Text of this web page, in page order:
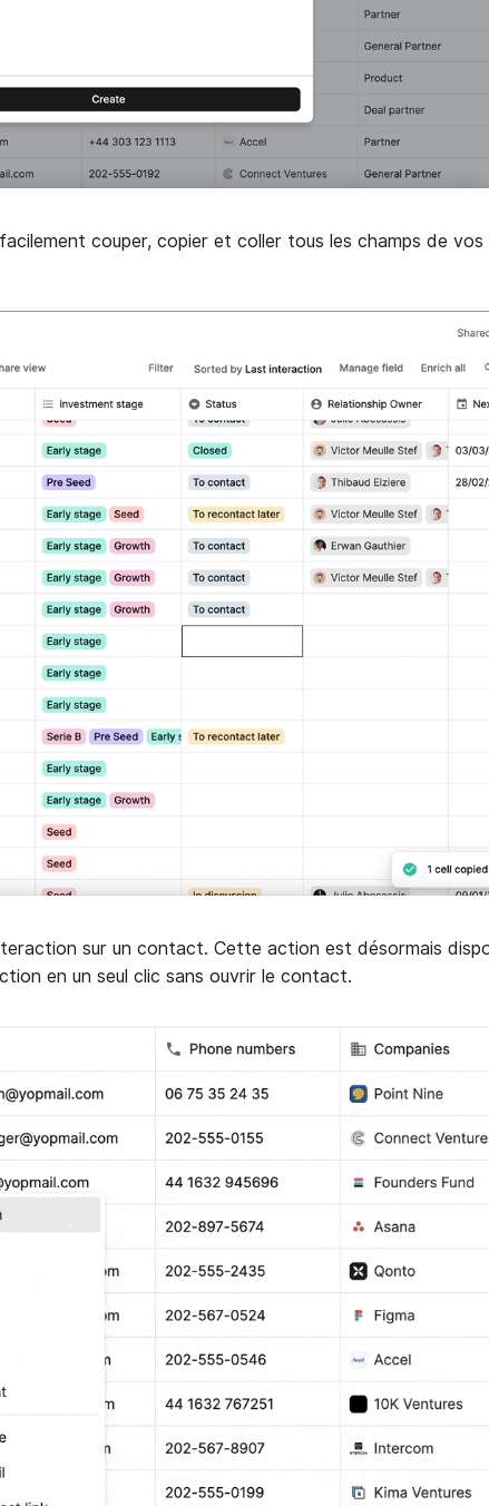
couper, copier et coller tous les champs de vos
sur un contact. Cette action est désormais
en un seul clic sans ouvrir le contact.